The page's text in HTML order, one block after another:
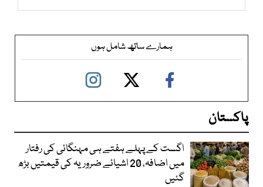
ہمارے ساتھ شامل ہوں
پاکستان
اگست کے پہلے ہفتے ہی مہنگائی کی رفتار
میں اضافہ، 20 اشیائے ضروریہ کی قیمتیں بڑھ
گئیں